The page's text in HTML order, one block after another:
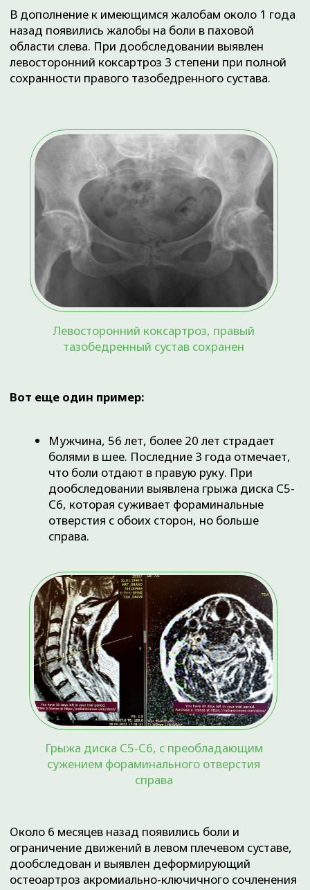
сужением фораминального отверстия
Около 6 месяцев назад появились боли и
ограничение движений в левом плечевом суставе,
дообследован и выявлен деформирующий
надостной мышцы правого плеча.
акромиально-ключичного сочленения
справа с формированием субакромиальной
мышцы правого плеча. В данном случае
изменения в акромиально-ключичном
суставе послужили причиной повреждения
строения суставов предшествовали
неврологические нарушения. И таких случаев
очень и очень много… Каким должно быть лечение
КРБС? Лечение должно быть «патогенетическим»
и «профилактическим». Переводя на простой
язык, лечение должно быть направлено на
причину болей и на профилактику изменений в
заинтересованной конечности и(или) бороться с
уже случившимися изменениями. Идеальной
командой для лечения таких пациентов является
физиотерапевт. Уверен, что в клиниках любого
города есть врачи — мастера своего дела, но мало
клиник, в которых эти врачи собрались для
эффективного лечения только болезней суставов и
позвоночника.В городе Тюмень такой
клиникой является «Ортоклиника»